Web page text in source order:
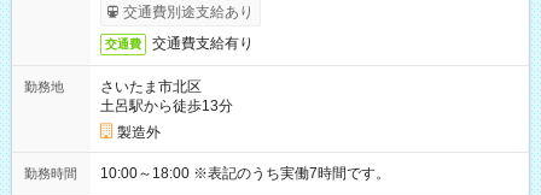
交通費別途支給あり
交通費 交通費支給有り
勤務地
さいたま市北区
土呂駅から徒歩13分
製造外
勤務時間 10:00～18:00 ※表記のうち実働7時間です。